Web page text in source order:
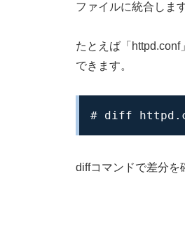
ファイルに統合します
たとえば「
できます。
# diff
diffコマンドで差分を